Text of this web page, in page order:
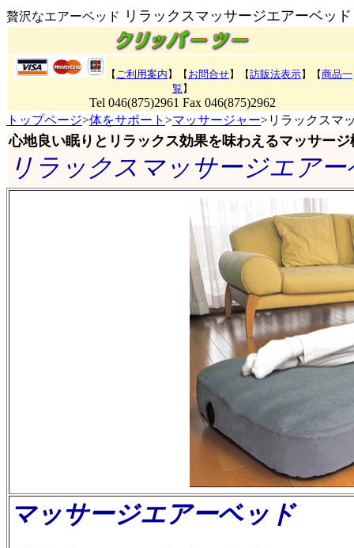
贅沢なエアーベッド リラックスマッサージエアーベッド
【 ご利用案内 】【 お問合せ】【訪販法表示】 【商品一
覧 】
Tel 046(875)2961 Fax 046(875)2962
トップページ>体をサポート >マッサージャー>リラックスマ
心地良い眠りとリラックス効果を味わえるマッサー
リラックスマッサージエア
マッサージエアーベッド